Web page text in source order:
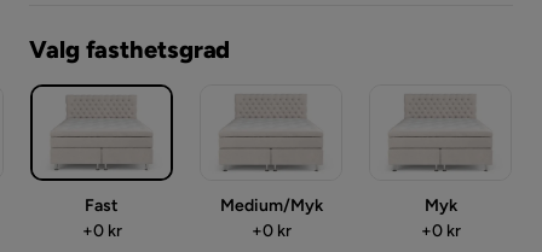
Valg fasthetsgrad
Fast
Pris
+0 kr
Medium/Myk
Pris
+0 kr
Myk
Pris
+0 kr